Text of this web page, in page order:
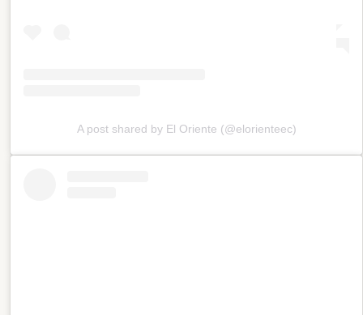
A post shared by El Oriente (@elorienteec)